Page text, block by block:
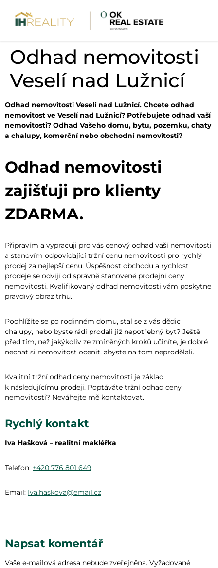
Odhad nemovitosti
Veselí nad Lužnicí
Odhad nemovitosti Veselí nad Lužnicí. Chcete odhad
nemovitost ve Veselí nad Lužnicí? Potřebujete odhad vaší
nemovitosti? Odhad Vašeho domu, bytu, pozemku, chaty
a chalupy, komerční nebo obchodní nemovitosti?
Odhad nemovitosti
zajišťuji pro klienty
ZDARMA.
Připravím a vypracuji pro vás cenový odhad vaší nemovitosti
a stanovím odpovídající tržní cenu nemovitosti pro rychlý
prodej za nejlepší cenu. Úspěšnost obchodu a rychlost
prodeje se odvíjí od správně stanovené prodejní ceny
nemovitosti. Kvalifikovaný odhad nemovitosti vám poskytne
pravdivý obraz trhu.
Poohlížíte se po rodinném domu, stal se z vás dědic
chalupy, nebo byste rádi prodali již nepotřebný byt? Ještě
před tím, než jakýkoliv ze zmíněných kroků učiníte, je dobré
nechat si nemovitost ocenit, abyste na tom neprodělali.
Kvalitní tržní odhad ceny nemovitosti je základ
k následujícímu prodeji. Poptáváte tržní odhad ceny
nemovitosti? Neváhejte mě kontaktovat.
Rychlý kontakt
Iva Hašková – realitní makléřka
Telefon: +420 776 801 649
Email: Iva.haskova@email.cz
Napsat komentář
Vaše e-mailová adresa nebude zveřejněna. Vyžadované